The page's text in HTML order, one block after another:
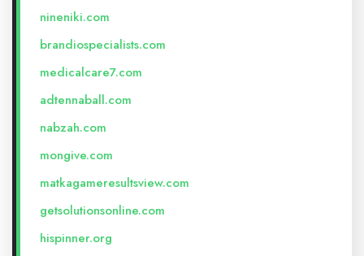
nineniki.com
brandiospecialists.com
medicalcare7.com
adtennaball.com
nabzah.com
mongive.com
matkagameresultsview.com
getsolutionsonline.com
hispinner.org